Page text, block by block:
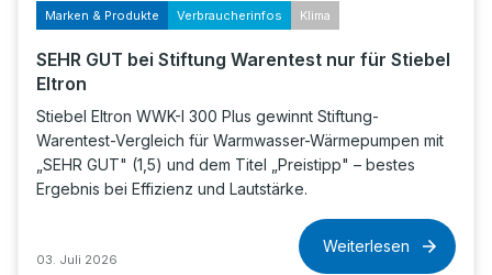
Marken & Produkte Verbraucherinfos Klima
SEHR GUT bei Stiftung Warentest nur für Stiebel
Eltron
Stiebel Eltron WWK-I 300 Plus gewinnt Stiftung-
Warentest-Vergleich für Warmwasser-Wärmepumpen mit
„SEHR GUT" (1,5) und dem Titel „Preistipp" – bestes
Ergebnis bei Effizienz und Lautstärke.
03. Juli 2026
Weiterlesen